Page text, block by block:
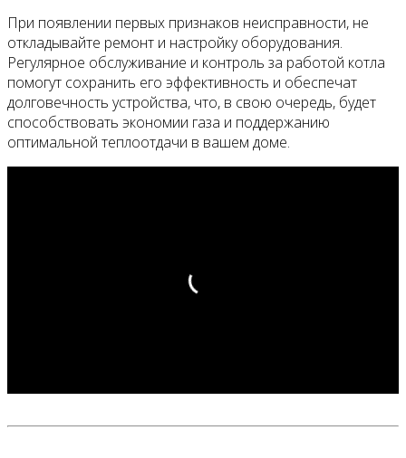
При появлении первых признаков неисправности, не
откладывайте ремонт и настройку оборудования.
Регулярное обслуживание и контроль за работой котла
помогут сохранить его эффективность и обеспечат
долговечность устройства, что, в свою очередь, будет
способствовать экономии газа и поддержанию
оптимальной теплоотдачи в вашем доме.